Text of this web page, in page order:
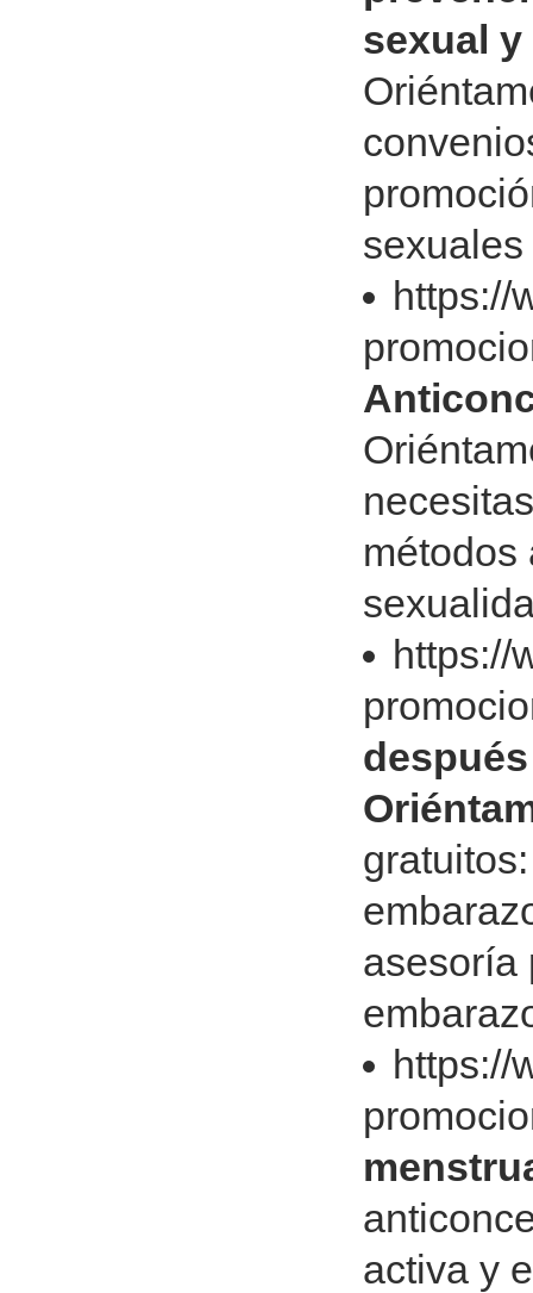
sexual
https://
métodos
https://
asesoría
https://
activa y